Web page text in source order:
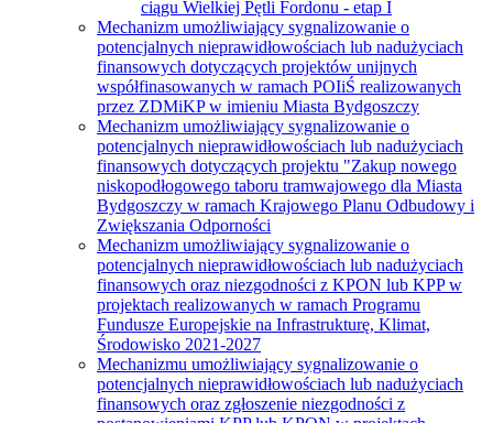
ciągu Wielkiej Pętli Fordonu - etap I
Mechanizm umożliwiający sygnalizowanie o
potencjalnych nieprawidłowościach lub nadużyciach
finansowych dotyczących projektów unijnych
współfinasowanych w ramach POIiŚ realizowanych
przez ZDMiKP w imieniu Miasta Bydgoszczy
Mechanizm umożliwiający sygnalizowanie o
potencjalnych nieprawidłowościach lub nadużyciach
finansowych dotyczących projektu "Zakup nowego
niskopodłogowego taboru tramwajowego dla Miasta
Bydgoszczy w ramach Krajowego Planu Odbudowy i
Zwiększania Odporności
Mechanizm umożliwiający sygnalizowanie o
potencjalnych nieprawidłowościach lub nadużyciach
finansowych oraz niezgodności z KPON lub KPP w
projektach realizowanych w ramach Programu
Fundusze Europejskie na Infrastrukturę, Klimat,
Środowisko 2021-2027
Mechanizmu umożliwiający sygnalizowanie o
potencjalnych nieprawidłowościach lub nadużyciach
finansowych oraz zgłoszenie niezgodności z